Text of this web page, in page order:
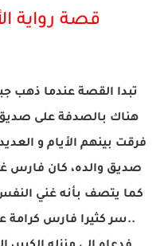
قصة رواية
تبدا القصة عندما ذهب
هناك بالصدفة على
فرقت بينهم الأيام و
صديق والده، كان فارس
كما يتصف بأنه غني
..سر كثيرا فارس كرامة